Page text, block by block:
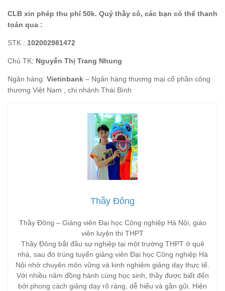
CLB xin phép thu phí 50k. Quý thầy cô, các bạn có thể thanh
toán qua :
STK : 102002981472
Chủ TK: Nguyễn Thị Trang Nhung
Ngân hàng: Vietinbank – Ngân hàng thương mại cổ phần công
thương Việt Nam , chi nhánh Thái Bình
Thầy Đông
Thầy Đông – Giảng viên Đại học Công nghiệp Hà Nội, giáo
viên luyện thi THPT
Thầy Đông bắt đầu sự nghiệp tại một trường THPT ở quê
nhà, sau đó trúng tuyển giảng viên Đại học Công nghiệp Hà
Nội nhờ chuyên môn vững và kinh nghiệm giảng dạy thực tế.
Với nhiều năm đồng hành cùng học sinh, thầy được biết đến
bởi phong cách giảng dạy rõ ràng, dễ hiểu và gần gũi. Hiện